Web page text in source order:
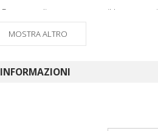
Pensare diversa-mente : il lavoro
La famiglia attraverso le
legame adottivo
Abusi sessuali su minori
MOSTRA ALTRO
INFORMAZIONI